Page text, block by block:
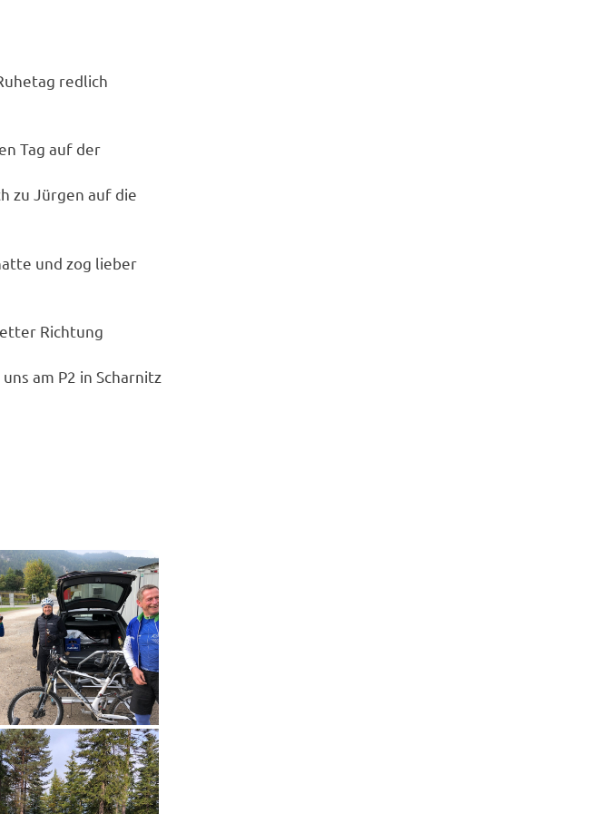
redlich
Tag auf der
zu Jürgen auf die
und zog lieber
Richtung
am P2 in Scharnitz